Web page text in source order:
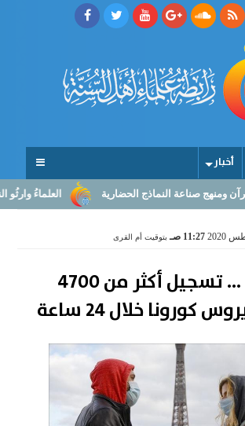
أخبار
العلماءُ وارثُو صناعة النماذج الحضارية
11:27 صـ بتوقيت أم القرى
فرنسا ... تسجيل أكثر من 4700
كورونا خلال 24 ساعة